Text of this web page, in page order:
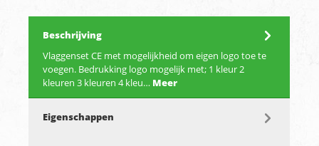
Beschrijving
Vlaggenset CE met mogelijkheid om eigen logo toe te
voegen. Bedrukking logo mogelijk met; 1 kleur 2
kleuren 3 kleuren 4 kleu… Meer
Eigenschappen